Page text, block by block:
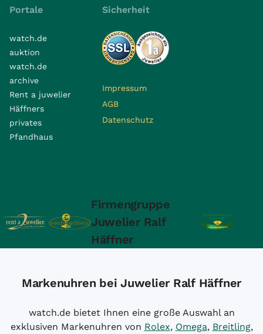
Portale
watch.de
auktion
watch.de
archive
Rent a juwelier
Häffners
privates
Pfandhaus
Sicherheit
Impressum
AGB
Datenschutz
Firmengruppe
Juwelier Ralf
Häffner
Markenuhren bei Juwelier Ralf Häffner
watch.de bietet Ihnen eine große Auswahl an
exklusiven Markenuhren von Rolex, Omega, Breitling,